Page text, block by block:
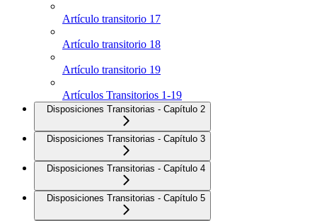
Artículo transitorio 17
Artículo transitorio 18
Artículo transitorio 19
Artículos Transitorios 1-19
Disposiciones Transitorias - Capítulo 2
Disposiciones Transitorias - Capítulo 3
Disposiciones Transitorias - Capítulo 4
Disposiciones Transitorias - Capítulo 5